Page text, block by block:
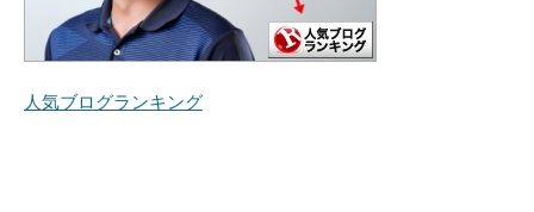
人気ブログランキング